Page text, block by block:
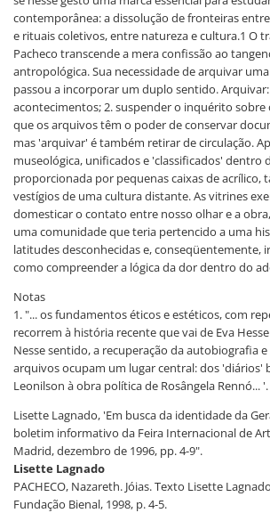
contemporânea: a dissolução de fronteiras
e rituais coletivos, entre natureza e cultura.1 O
Pacheco transcende a mera confissão ao
antropológica. Sua necessidade de arquivar
passou a incorporar um duplo sentido.
acontecimentos; 2. suspender o inquérito sobre
que os arquivos têm o poder de conservar
mas 'arquivar' é também retirar de circulação.
museológica, unificados e 'classificados' dentro
proporcionada por pequenas caixas de acrílico,
vestígios de uma cultura distante. As vitrines
domesticar o contato entre nosso olhar e a
uma comunidade que teria pertencido a uma
latitudes desconhecidas e, conseqüentemente,
como compreender a lógica da dor dentro do
Notas
1. "... os fundamentos éticos e estéticos, com
recorrem à história recente que vai de Eva
Nesse sentido, a recuperação da autobiografia
arquivos ocupam um lugar central: dos 'diários'
Leonilson à obra política de Rosângela Rennó... '.
Lisette Lagnado, 'Em busca da identidade da
boletim informativo da Feira Internacional de
Madrid, dezembro de 1996, pp. 4-9".
Lisette Lagnado
PACHECO, Nazareth. Jóias. Texto Lisette
Fundação Bienal, 1998, p. 4-5.